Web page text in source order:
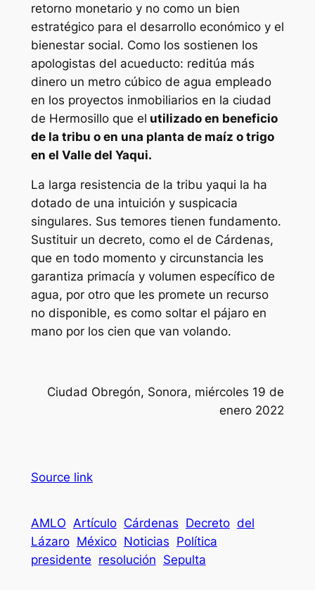
retorno monetario y no como un bien
estratégico para el desarrollo económico y el
bienestar social. Como los sostienen los
apologistas del acueducto: reditúa más
dinero un metro cúbico de agua empleado
en los proyectos inmobiliarios en la ciudad
de Hermosillo que el utilizado en beneficio
de la tribu o en una planta de maíz o trigo
en el Valle del Yaqui.
La larga resistencia de la tribu yaqui la ha
dotado de una intuición y suspicacia
singulares. Sus temores tienen fundamento.
Sustituir un decreto, como el de Cárdenas,
que en todo momento y circunstancia les
garantiza primacía y volumen específico de
agua, por otro que les promete un recurso
no disponible, es como soltar el pájaro en
mano por los cien que van volando.
Ciudad Obregón, Sonora, miércoles 19 de
enero 2022
Source link
AMLO Artículo Cárdenas Decreto del
Lázaro México Noticias Política
presidente resolución Sepulta